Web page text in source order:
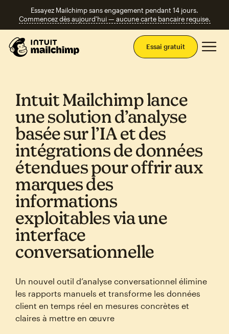
Essayez Mailchimp sans engagement pendant 14 jours.
Commencez dès aujourd'hui — aucune carte bancaire requise.
Essai gratuit
Intuit Mailchimp lance
une solution d’analyse
basée sur l’IA et des
intégrations de données
étendues pour offrir aux
marques des
informations
exploitables via une
interface
conversationnelle
Un nouvel outil d’analyse conversationnel élimine
les rapports manuels et transforme les données
client en temps réel en mesures concrètes et
claires à mettre en œuvre